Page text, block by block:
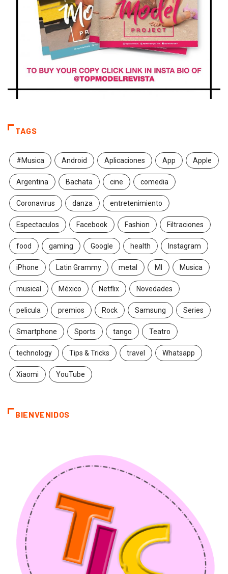
TAGS
#Musica Android Aplicaciones App Apple
Argentina Bachata cine comedia
Coronavirus danza entretenimiento
Espectaculos Facebook Fashion Filtraciones
food gaming Google health Instagram
iPhone Latin Grammy metal MI Musica
musical México Netflix Novedades
pelicula premios Rock Samsung Series
Smartphone Sports tango Teatro
technology Tips & Tricks travel Whatsapp
Xiaomi YouTube
BIENVENIDOS